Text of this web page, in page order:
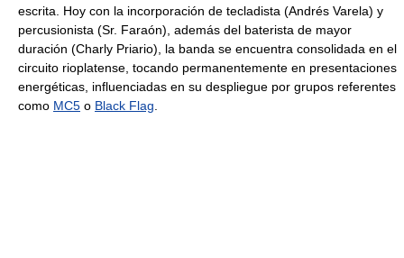
escrita. Hoy con la incorporación de tecladista (Andrés Varela) y
percusionista (Sr. Faraón), además del baterista de mayor
duración (Charly Priario), la banda se encuentra consolidada en el
circuito rioplatense, tocando permanentemente en presentaciones
energéticas, influenciadas en su despliegue por grupos referentes
como MC5 o Black Flag